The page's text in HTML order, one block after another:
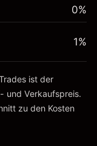
0%
1%
ist der
und Verkaufspreis.
zu den Kosten